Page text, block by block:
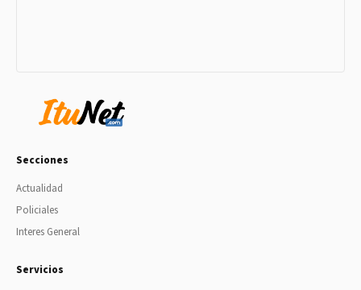
Secciones
Actualidad
Policiales
Interes General
Servicios